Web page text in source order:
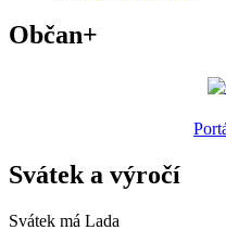
Občan+
Svátek a výročí
Svátek má Lada